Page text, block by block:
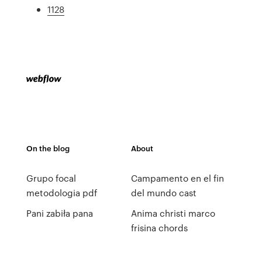
1128
On the blog
Grupo focal
metodologia pdf
Pani zabiła pana
About
Campamento en el fin
del mundo cast
Anima christi marco
frisina chords